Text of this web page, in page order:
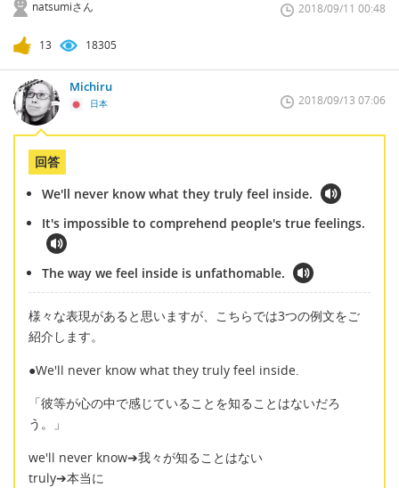
natsumiさん 2018/09/11 00:48
13 18305
Michiru
日本 2018/09/13 07:06
回答
We'll never know what they truly feel inside.
It's impossible to comprehend people's true feelings.
The way we feel inside is unfathomable.
様々な表現があると思いますが、こちらでは3つの例文をご
紹介します。
●We'll never know what they truly feel inside.
「彼等が心の中で感じていることを知ることはないだろ
う。」
we'll never know➔我々が知ることはない
truly➔本当に